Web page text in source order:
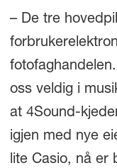
– De tre
oss veldig i
at 4Sound-
igjen med nye
lite Casio, nå er